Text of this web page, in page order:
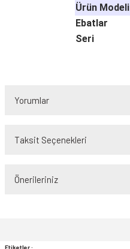
Ürün Modeli
Ebatlar
Seri
Yorumlar
Taksit Seçenekleri
Önerileriniz
Etiketler :